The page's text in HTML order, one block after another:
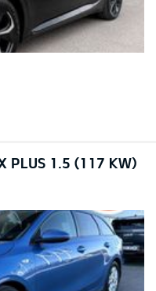
PLUS 1.5 (117 KW)